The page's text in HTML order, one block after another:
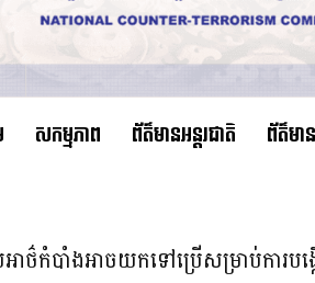
សកម្មភាព ព័ត៌មានអន្តរជាតិ ព័ត៌មា
បាំងអាចយកទៅប្រើសម្រាប់ការបង្ក